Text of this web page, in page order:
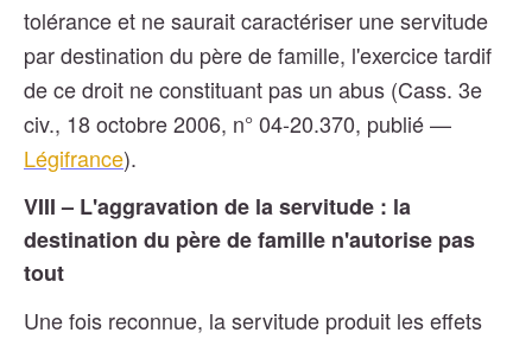
tolérance et ne saurait caractériser une servitude
par destination du père de famille, l'exercice tardif
de ce droit ne constituant pas un abus (Cass. 3e
civ., 18 octobre 2006, n° 04-20.370, publié —
Légifrance).
VIII – L'aggravation de la servitude : la
destination du père de famille n'autorise pas
tout
Une fois reconnue, la servitude produit les effets